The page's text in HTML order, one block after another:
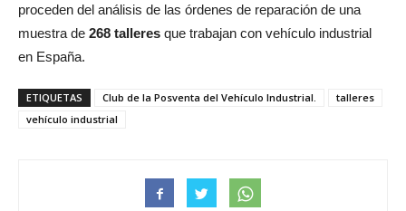
proceden del análisis de las órdenes de reparación de una
muestra de 268 talleres que trabajan con vehículo industrial
en España.
ETIQUETAS Club de la Posventa del Vehículo Industrial.
talleres
vehículo industrial